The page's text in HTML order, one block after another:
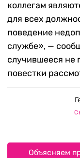
коллегам
для всех
поведение
службе», —
случившееся не
повестки
Объясняем